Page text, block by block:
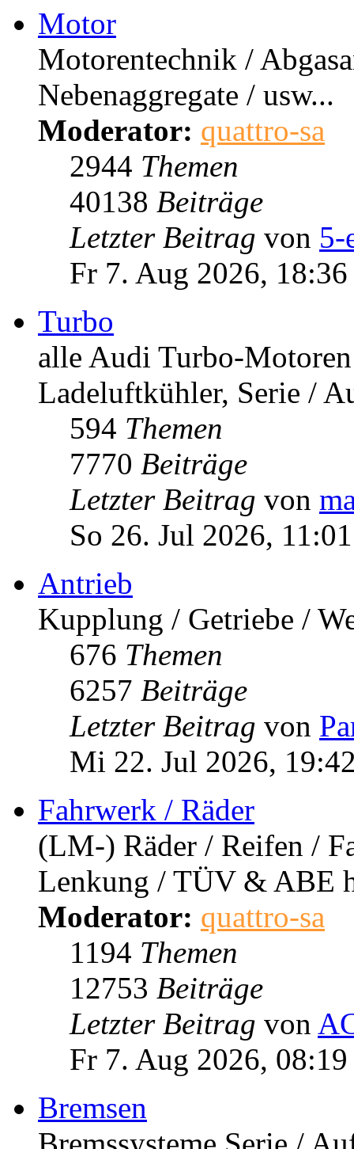
Audi Technik
Themen
Beiträge
Letzter Beitrag
Motor
Motorentechnik /
Nebenaggregate / usw...
Moderator: quattro-sa
2944
40138 Beiträge
Letzter Beitrag
Fr 7. Aug 2026, 18:36
Turbo
alle Audi Turbo-
Ladeluftkühler, Serie /
594Themen
7770Beiträge
Letzter Beitrag von
So 26. Jul 2026, 11:01
Antrieb
Kupplung / Getriebe /
676Themen
6257Beiträge
Letzter Beitrag von
Mi 22. Jul 2026,
Fahrwerk / Räder
(LM-) Räder / Reifen /